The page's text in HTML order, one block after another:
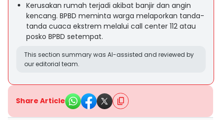
Kerusakan rumah terjadi akibat banjir dan angin
kencang. BPBD meminta warga melaporkan tanda-
tanda cuaca ekstrem melalui call center 112 atau
posko BPBD setempat.
This section summary was AI-assisted and reviewed by
our editorial team.
Share Article